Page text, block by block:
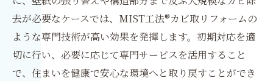
去が必要なケースでは、MIST工法®カビ取リフォームの
ような専門技術が高い効果を発揮します。初期対応を適
切に行い、必要に応じて専門サービスを活用すること
で、住まいを健康で安心な環境へと取り戻すことができ